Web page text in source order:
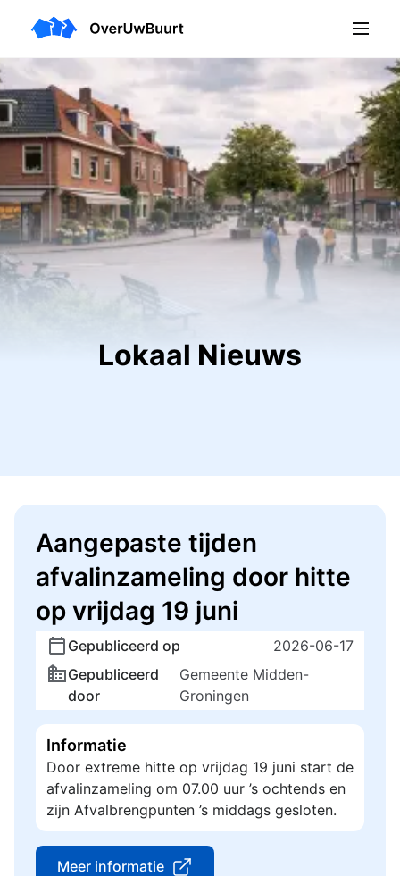
Lokaal Nieuws
Aangepaste tijden
afvalinzameling door hitte
op vrijdag 19 juni
Gepubliceerd op
2026-06-17
Gepubliceerd
door
Gemeente Midden-
Groningen
Informatie
Door extreme hitte op vrijdag 19 juni start de
afvalinzameling om 07.00 uur ’s ochtends en
zijn Afvalbrengpunten ’s middags gesloten.
Meer informatie